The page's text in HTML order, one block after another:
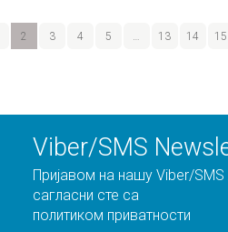
2 3 4 5 … 13 14 15
Viber/SMS
Пријавом на нашу Viber/SMS
сагласни сте са
политиком приватности